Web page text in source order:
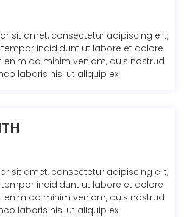
sit amet, consectetur adipiscing elit,
incididunt ut labore et dolore
enim ad minim veniam, quis nostrud
laboris nisi ut aliquip ex
sit amet, consectetur adipiscing elit,
incididunt ut labore et dolore
enim ad minim veniam, quis nostrud
laboris nisi ut aliquip ex